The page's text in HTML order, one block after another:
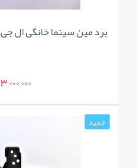
برد مین سینما خانگی ال جی LH-738
3,000,000 تومان
جدید